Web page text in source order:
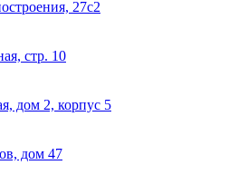
27с2
стр. 10
дом 2, корпус 5
дом 47